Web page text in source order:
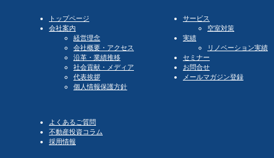
トップページ
会社案内
経営理念
会社概要・アクセス
沿革・業績推移
社会貢献・メディア
代表挨拶
個人情報保護方針
サービス
空室対策
実績
リノベーション実績
セミナー
お問合せ
メールマガジン登録
よくあるご質問
不動産投資コラム
採用情報